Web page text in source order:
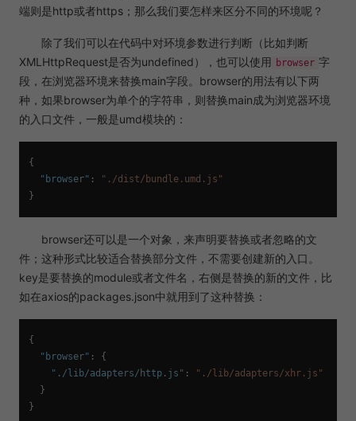
端则是http或者https；那么我们要怎样来区分不同的环境呢？
除了我们可以在代码中对环境参数进行判断（比如判断
XMLHttpRequest是否为undefined），也可以使用 browser 字
段，在浏览器环境来替换main字段。browser的用法有以下两
种，如果browser为单个的字符串，则替换main成为浏览器环境
的入口文件，一般是umd模块的：
{
"browser" :
"./dist/bundle.umd.js"
}
browser还可以是一个对象，来声明要替换或者忽略的文
件；这种形式比较适合替换部分文件，不需要创建新的入口。
key是要替换的module或者文件名，右侧是替换的新的文件，比
如在axios的packages.json中就用到了这种替换：
{
"browser" :
{
"./lib/adapters/http.js" :
"./lib/adapters/xhr.js"
}
}